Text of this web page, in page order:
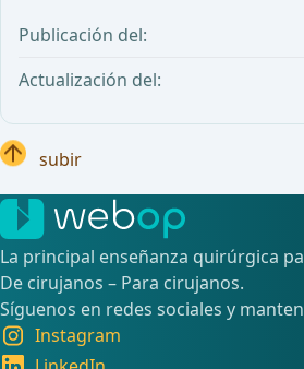
Publicación del:
Actualización del:
subir
La principal enseñanza quirúrgica
De cirujanos – Para cirujanos.
Síguenos en redes sociales y
Instagram